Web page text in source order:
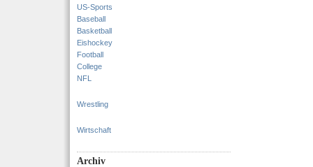
US-Sports
Baseball
Basketball
Eishockey
Football
College
NFL
Wrestling
Wirtschaft
Archiv